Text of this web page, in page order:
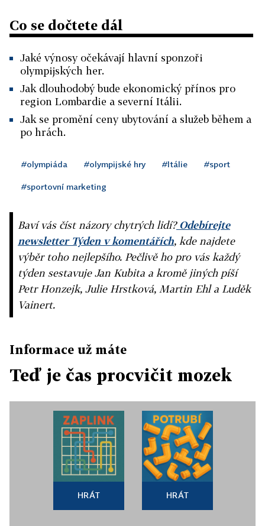
Co se dočtete dál
Jaké výnosy očekávají hlavní sponzoři
olympijských her.
Jak dlouhodobý bude ekonomický přínos pro
region Lombardie a severní Itálii.
Jak se promění ceny ubytování a služeb během a
po hrách.
#olympiáda #olympijské hry #Itálie #sport
#sportovní marketing
Baví vás číst názory chytrých lidí?Odebírejte
newsletter Týden v komentářích, kde najdete
výběr toho nejlepšího. Pečlivě ho pro vás každý
týden sestavuje Jan Kubita a kromě jiných píší
Petr Honzejk, Julie Hrstková, Martin Ehl a Luděk
Vainert.
Informace už máte
Teď je čas procvičit mozek
HRÁT HRÁT